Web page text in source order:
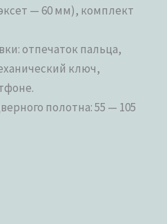
— 60 мм), комплект
отпечаток пальца,
ключ,
полотна: 55 — 105